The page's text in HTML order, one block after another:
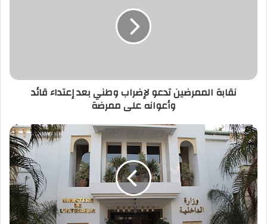
وأعوانه
نقابة الممرضين تدعو لإضراب وطني بعد إعتداء قائد
وأعوانه على ممرضة
الداخلية
تعلن
عن
فترة
إيداع
الترشيحات
برسم
الانتخابات